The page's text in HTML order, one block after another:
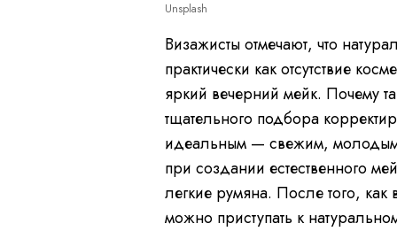
Unsplash
Визажисты отмечают, что
практически как отсутствие
яркий вечерний мейк. Почему
тщательного подбора
идеальным — свежим, молодым
при создании естественного
легкие румяна. После того,
можно приступать к